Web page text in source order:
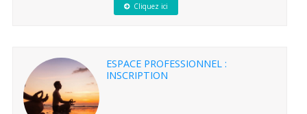
Cliquez ici
ESPACE PROFESSIONNEL :
INSCRIPTION